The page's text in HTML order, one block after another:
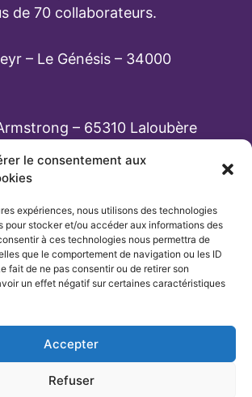
le consentement aux
expériences, nous utilisons des technologies
pour stocker et/ou accéder aux informations des
à ces technologies nous permettra de
que le comportement de navigation ou les ID
fait de ne pas consentir ou de retirer son
un effet négatif sur certaines caractéristiques
Accepter
Refuser
de 70 collaborateurs.
– Le Génésis – 34000
– 65310 Laloubère
62